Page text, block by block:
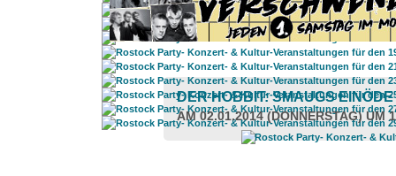
DER HOBBIT: SMAUGS EINÖDE
AM 02.01.2014 (DONNERSTAG) UM